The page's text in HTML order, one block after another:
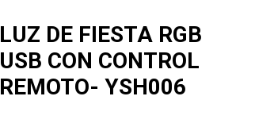
LUZ DE FIESTA RGB
USB CON CONTROL
REMOTO- YSH006